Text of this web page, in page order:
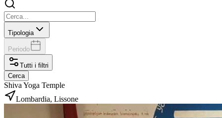
Tipologia
Periodo
Tutti i filtri
Cerca
Shiva Yoga Temple
Lombardia, Lissone